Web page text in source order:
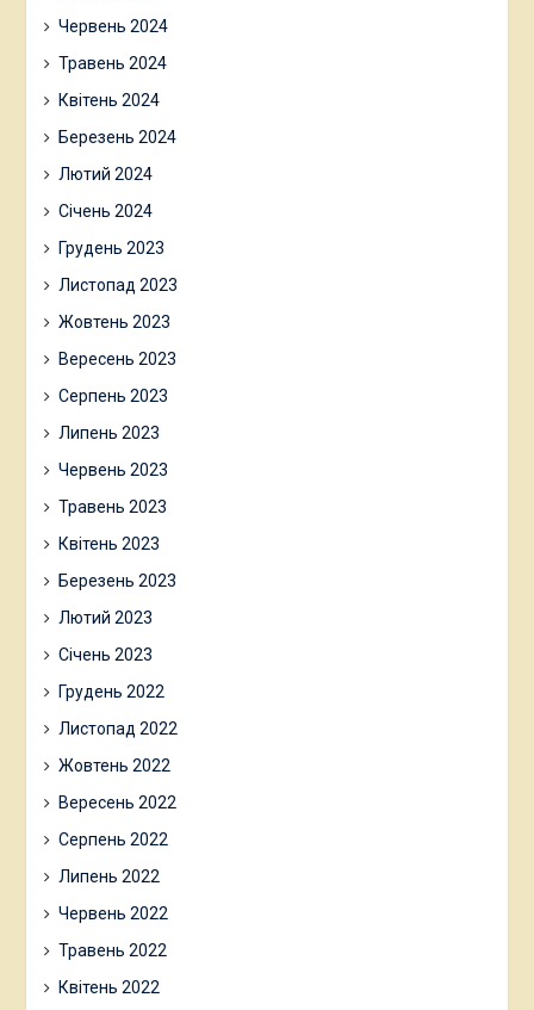
Червень 2024
Травень 2024
Квітень 2024
Березень 2024
Лютий 2024
Січень 2024
Грудень 2023
Листопад 2023
Жовтень 2023
Вересень 2023
Серпень 2023
Липень 2023
Червень 2023
Травень 2023
Квітень 2023
Березень 2023
Лютий 2023
Січень 2023
Грудень 2022
Листопад 2022
Жовтень 2022
Вересень 2022
Серпень 2022
Липень 2022
Червень 2022
Травень 2022
Квітень 2022